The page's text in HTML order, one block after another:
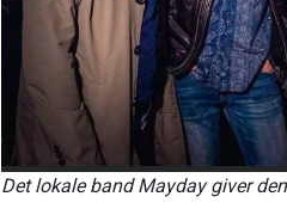
Det lokale band Mayday giver